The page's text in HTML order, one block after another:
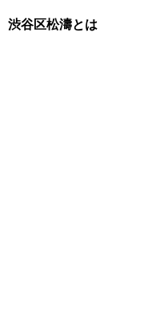
渋谷区松濤とは